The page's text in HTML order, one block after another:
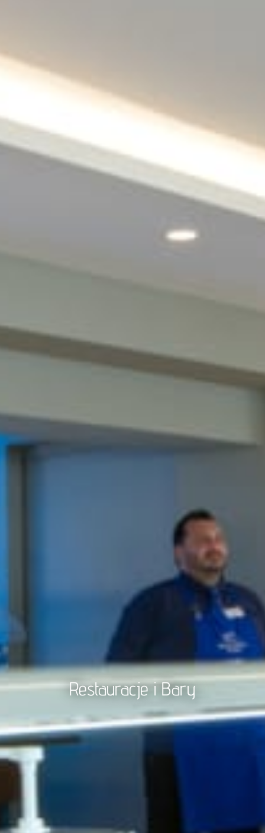
Restauracje i Bary